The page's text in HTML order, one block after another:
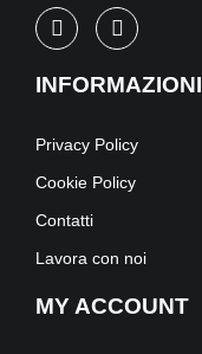
INFORMAZIONI
Privacy Policy
Cookie Policy
Contatti
Lavora con noi
MY ACCOUNT